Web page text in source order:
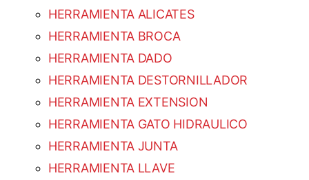
HERRAMIENTA ALICATES
HERRAMIENTA BROCA
HERRAMIENTA DADO
HERRAMIENTA DESTORNILLADOR
HERRAMIENTA EXTENSION
HERRAMIENTA GATO HIDRAULICO
HERRAMIENTA JUNTA
HERRAMIENTA LLAVE